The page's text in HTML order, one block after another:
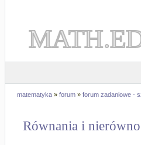
matematyka » forum » forum zadaniowe -
Równania i